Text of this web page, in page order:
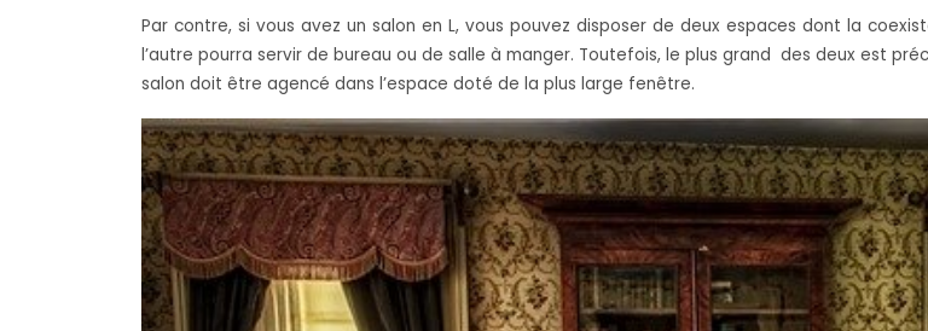
Par contre, si vous avez un salon en L, vous pouvez disposer de deux espaces dont la
l’autre pourra servir de bureau ou de salle à manger. Toutefois, le plus grand des deux est
salon doit être agencé dans l’espace doté de la plus large fenêtre.